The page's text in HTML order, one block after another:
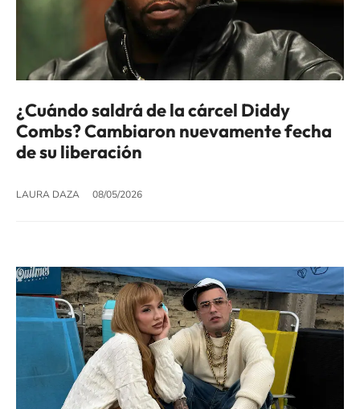
¿Cuándo saldrá de la cárcel Diddy
Combs? Cambiaron nuevamente fecha
de su liberación
LAURA DAZA 08/05/2026